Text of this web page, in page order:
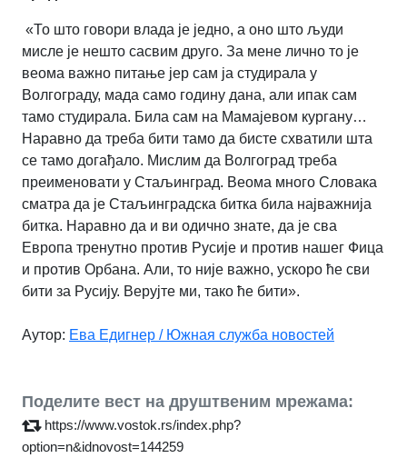
«То што говори влада је једно, а оно што људи
мисле је нешто сасвим друго. За мене лично то је
веома важно питање јер сам ја студирала у
Волгограду, мада само годину дана, али ипак сам
тамо студирала. Била сам на Мамајевом кургану…
Наравно да треба бити тамо да бисте схватили шта
се тамо догађало. Мислим да Волгоград треба
преименовати у Стаљинград. Веома много Словака
сматра да је Стаљинградска битка била најважнија
битка. Наравно да и ви одично знате, да је сва
Европа тренутно против Русије и против нашег Фица
и против Орбана. Али, то није важно, ускоро ће сви
бити за Русију. Верујте ми, тако ће бити».
Аутор: Ева Едигнер / Южная служба новостей
Поделите вест на друштвеним мрежама:
https://www.vostok.rs/index.php?
option=n&idnovost=144259